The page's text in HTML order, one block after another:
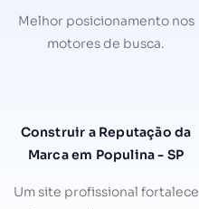
Melhor posicionamento nos
motores de busca.
Construir a Reputação da
Marca em Populina - SP
Um site profissional fortalece